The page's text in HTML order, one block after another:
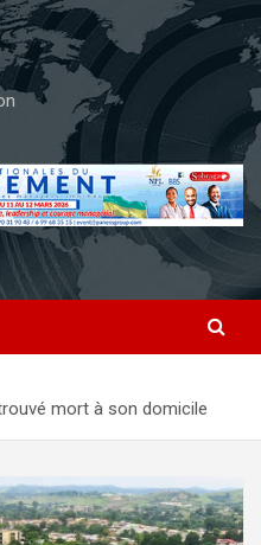
mort à son domicile